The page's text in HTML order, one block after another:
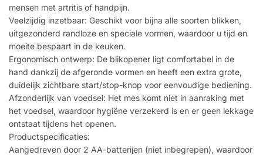
mensen met artritis of handpijn.
Veelzijdig inzetbaar: Geschikt voor bijna alle soorten blikken,
uitgezonderd randloze en speciale vormen, waardoor u tijd en
moeite bespaart in de keuken.
Ergonomisch ontwerp: De blikopener ligt comfortabel in de
hand dankzij de afgeronde vormen en heeft een extra grote,
duidelijk zichtbare start/stop-knop voor eenvoudige bediening.
Afzonderlijk van voedsel: Het mes komt niet in aanraking met
het voedsel, waardoor hygiëne verzekerd is en er geen lekkage
ontstaat tijdens het openen.
Productspecificaties:
Aangedreven door 2 AA-batterijen (niet inbegrepen), waardoor